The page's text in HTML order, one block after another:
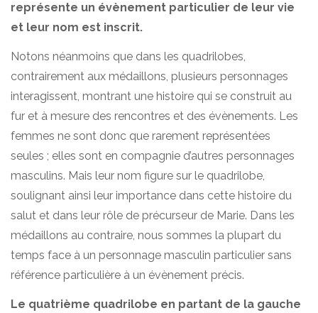
représente un évènement particulier de leur vie
et leur nom est inscrit.
Notons néanmoins que dans les quadrilobes,
contrairement aux médaillons, plusieurs personnages
interagissent, montrant une histoire qui se construit au
fur et à mesure des rencontres et des évènements. Les
femmes ne sont donc que rarement représentées
seules ; elles sont en compagnie d’autres personnages
masculins. Mais leur nom figure sur le quadrilobe,
soulignant ainsi leur importance dans cette histoire du
salut et dans leur rôle de précurseur de Marie. Dans les
médaillons au contraire, nous sommes la plupart du
temps face à un personnage masculin particulier sans
référence particulière à un évènement précis.
Le quatrième quadrilobe en partant de la gauche